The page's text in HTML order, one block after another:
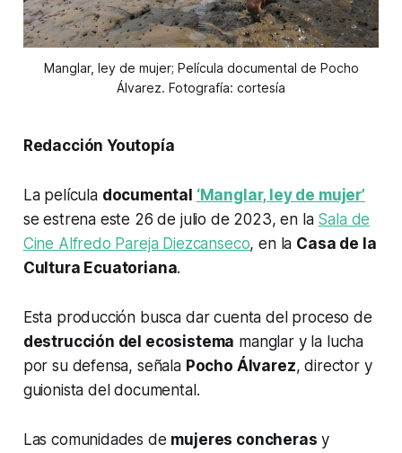
Manglar, ley de mujer; Película documental de Pocho
Álvarez. Fotografía: cortesía
Redacción Youtopía
La película documental ‘Manglar, ley de mujer’
se estrena este 26 de julio de 2023, en la Sala de
Cine Alfredo Pareja Diezcanseco, en la Casa de la
Cultura Ecuatoriana.
Esta producción busca dar cuenta del proceso de
destrucción del ecosistema manglar y la lucha
por su defensa, señala Pocho Álvarez, director y
guionista del documental.
Las comunidades de mujeres concheras y